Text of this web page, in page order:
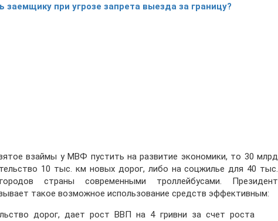
заемщику при угрозе запрета выезда за границу?
взаймы у МВФ пустить на развитие экономики, то 30 млрд
10 тыс. км новых дорог, либо на соцжилье для 40 тыс.
страны современными троллейбусами. Президент
такое возможное использование средств эффективным:
дорог, дает рост ВВП на 4 гривни за счет роста